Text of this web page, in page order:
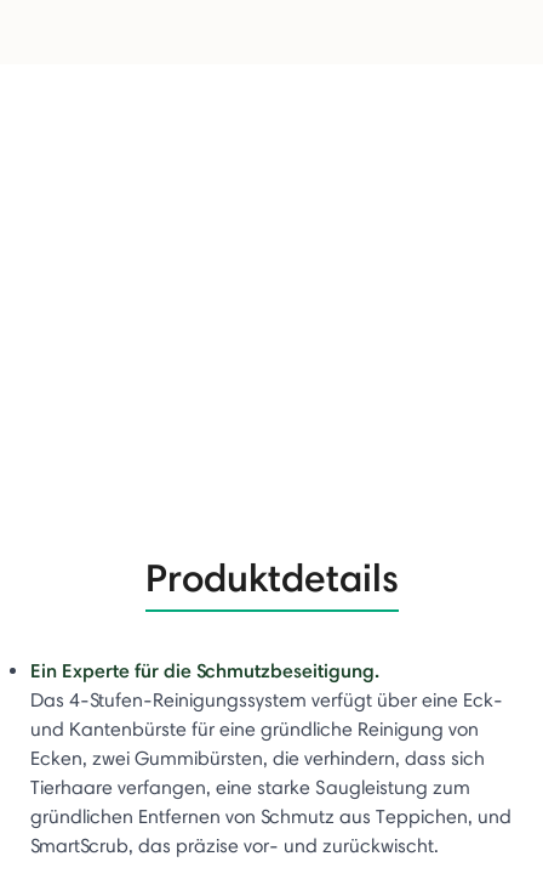
Produktdetails
Ein Experte für die Schmutzbeseitigung.
Das 4-Stufen-Reinigungssystem verfügt über eine Eck-
und Kantenbürste für eine gründliche Reinigung von
Ecken, zwei Gummibürsten, die verhindern, dass sich
Tierhaare verfangen, eine starke Saugleistung zum
gründlichen Entfernen von Schmutz aus Teppichen, und
SmartScrub, das präzise vor- und zurückwischt.